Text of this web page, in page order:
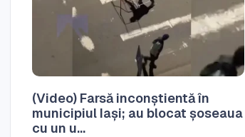
(Video) Farsă inconștientă în
municipiul Iași; au blocat șoseaua
cu un u...